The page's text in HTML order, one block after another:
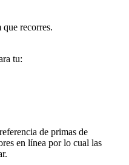
recorres.
tu:
de primas de
en línea por lo cual las